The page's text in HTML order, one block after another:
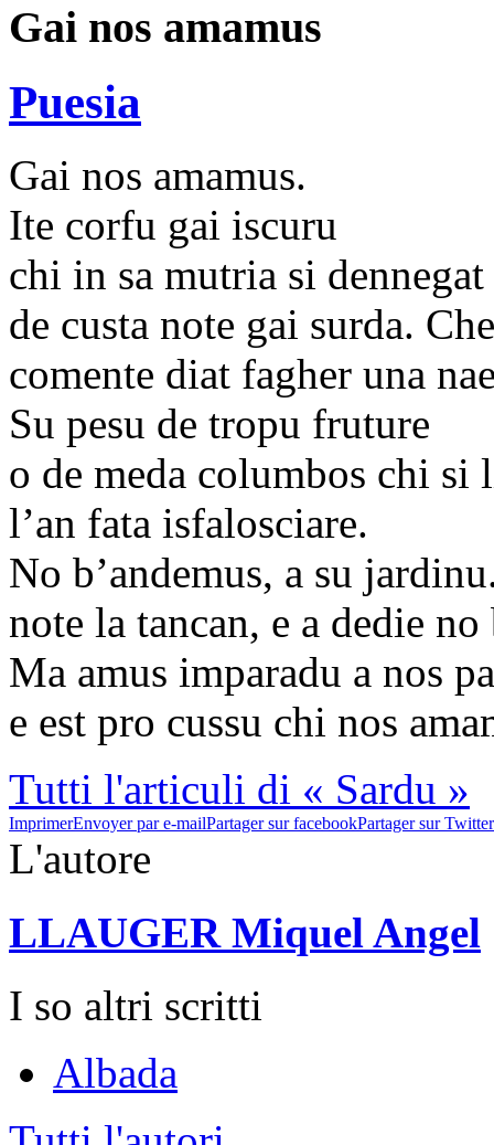
Gai nos amamus
Puesia
Gai nos amamus.
Ite corfu gai iscuru
chi in sa mutria si dennegat
de custa note gai surda. Che
comente diat fagher una
Su pesu de tropu fruture
o de meda columbos chi si
l’an fata isfalosciare.
No b’andemus, a su
note la tancan, e a dedie no
Ma amus imparadu a nos
e est pro cussu chi nos
Tutti l'articuli di « Sardu »
ImprimerEnvoyer par e-mailPartager sur facebookPartager sur Twitter
L'autore
LLAUGER Miquel Angel
I so altri scritti
Albada